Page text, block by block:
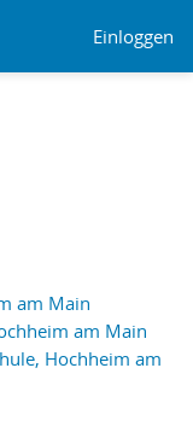
Einloggen
am Main
am Main
Hochheim am